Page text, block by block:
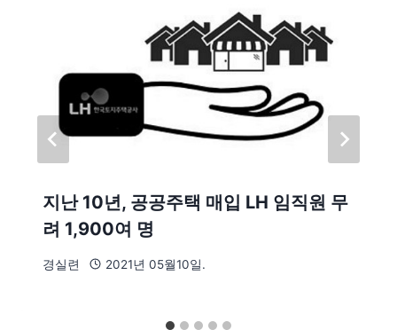
지난 10년, 공공주택 매입 LH 임직원 무
려 1,900여 명
경실련 2021년 05월10일.